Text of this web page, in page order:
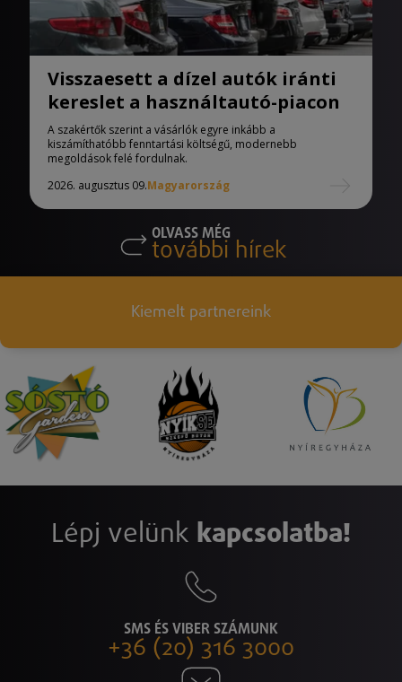
Visszaesett a dízel autók iránti
kereslet a használtautó-piacon
A szakértők szerint a vásárlók egyre inkább a
kiszámíthatóbb fenntartási költségű, modernebb
megoldások felé fordulnak.
2026. augusztus 09.Magyarország
OLVASS MÉG
további hírek
Kiemelt partnereink
Lépj velünk kapcsolatba!
SMS ÉS VIBER SZÁMUNK
+36 (20) 316 3000